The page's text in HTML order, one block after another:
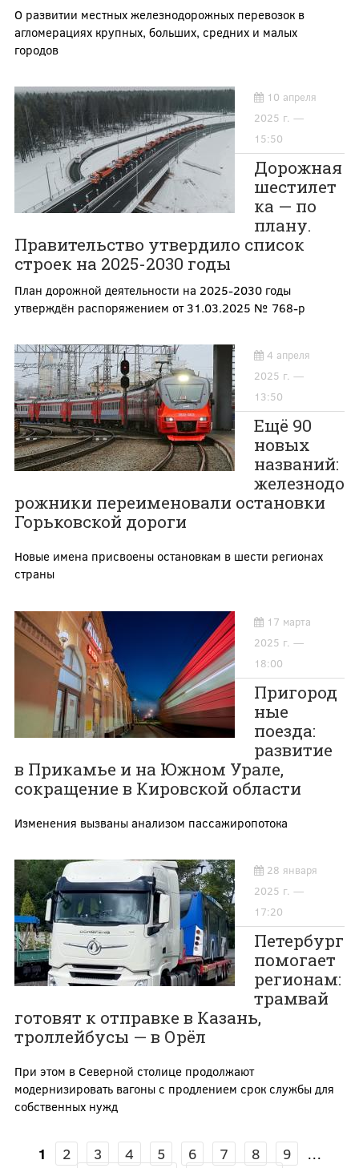
О развитии местных железнодорожных перевозок в
агломерациях крупных, больших, средних и малых
городов
10 апреля
2025 г. —
15:50
Дорожная
шестилет
ка — по
плану.
Правительство утвердило список
строек на 2025-2030 годы
План дорожной деятельности на 2025-2030 годы
утверждён распоряжением от 31.03.2025 № 768-р
4 апреля
2025 г. —
13:50
Ещё 90
новых
названий:
железнодо
рожники переименовали остановки
Горьковской дороги
Новые имена присвоены остановкам в шести регионах
страны
17 марта
2025 г. —
18:00
Пригород
ные
поезда:
развитие
в Прикамье и на Южном Урале,
сокращение в Кировской области
Изменения вызваны анализом пассажиропотока
28 января
2025 г. —
17:20
Петербург
помогает
регионам:
трамвай
готовят к отправке в Казань,
троллейбусы — в Орёл
При этом в Северной столице продолжают
модернизировать вагоны с продлением срок службы для
собственных нужд
1 2 3 4 5 6 7 8 9
…